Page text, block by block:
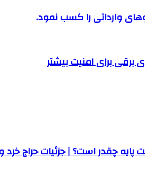
وارداتی را کسب نمود.
چقدر است؟ | جزئیات حراج